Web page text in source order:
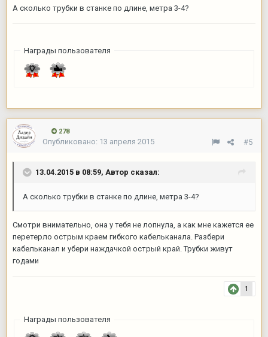
А сколько трубки в станке по длине, метра 3-4?
Награды пользователя
278
#5
Опубликовано: 13 апреля 2015
13.04.2015 в 08:59, Автор сказал:
А сколько трубки в станке по длине, метра 3-4?
Смотри внимательно, она у тебя не лопнула, а как мне кажется ее
перетерло острым краем гибкого кабельканала. Разбери
кабельканал и убери наждачкой острый край. Трубки живут
годами
1
Награды пользователя